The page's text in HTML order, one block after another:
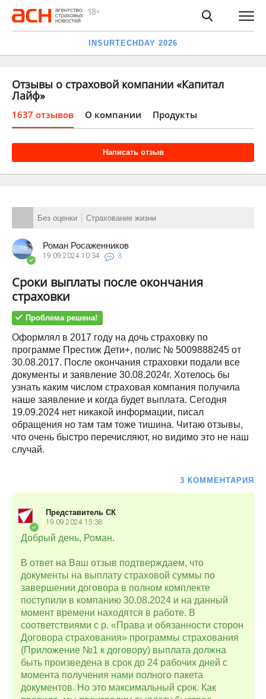
INSURTECHDAY 2026
Отзывы о страховой компании «Капитал
Лайф»
1637 отзывов О компании Продукты
Написать отзыв
Без оценки Страхование жизни
Роман Росаженников
19.09.2024 10:34 3
Сроки выплаты после окончания
страховки
Проблема решена!
Оформлял в 2017 году на дочь страховку по
программе Престиж Дети+, полис № 5009888245 от
30.08.2017. После окончания страховки подали все
документы и заявление 30.08.2024г. Хотелось бы
узнать каким числом страховая компания получила
наше заявление и когда будет выплата. Сегодня
19.09.2024 нет никакой информации, писал
обращения но там там тоже тишина. Читаю отзывы,
что очень быстро перечисляют, но видимо это не наш
случай.
3 КОММЕНТАРИЯ
Представитель СК
19.09.2024 15:38
Добрый день, Роман.
В ответ на Ваш отзыв подтверждаем, что
документы на выплату страховой суммы по
завершении договора в полном комплекте
поступили в компанию 30.08.2024 и на данный
момент времени находятся в работе. В
соответствиями с р. «Права и обязанности сторон
Договора страхования» программы страхования
(Приложение №1 к договору) выплата должна
быть произведена в срок до 24 рабочих дней с
момента получения нами полного пакета
документов. Но это максимальный срок. Как